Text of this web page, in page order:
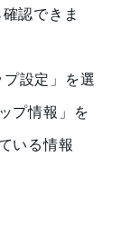
認できま
設定」を選
プ情報」を
いる情報